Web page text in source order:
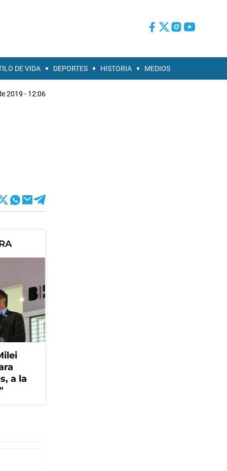
DE VIDA DEPORTES HISTORIA MEDIOS
2019 - 12:06
a la